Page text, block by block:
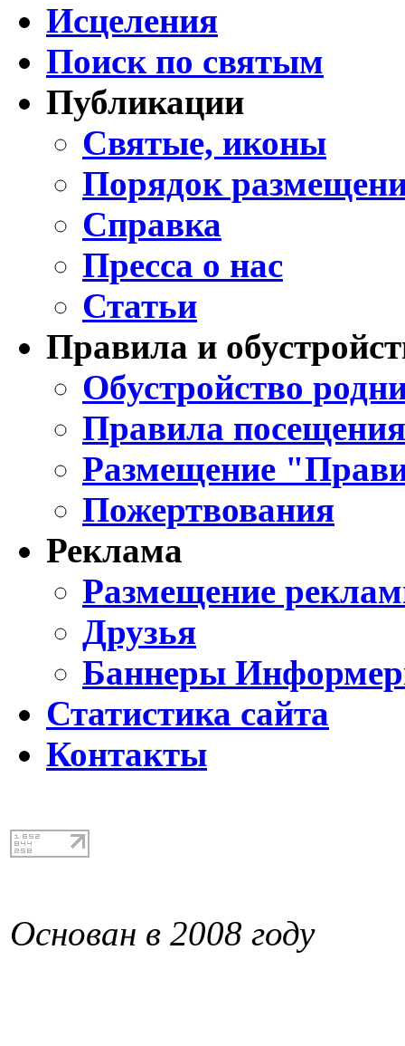
Исцеления
Поиск по святым
Публикации
Святые, иконы
Порядок
Справка
Пресса о нас
Статьи
Правила и
Обустройство
Правила
Размещение
Пожертвования
Реклама
Размещение
Друзья
Баннеры
Статистика сайта
Контакты
Основан в 2008 году